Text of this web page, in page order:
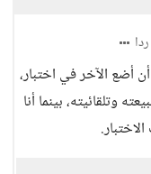
أضع الآخر في اختبار،
وتلقائيته، بينما أنا